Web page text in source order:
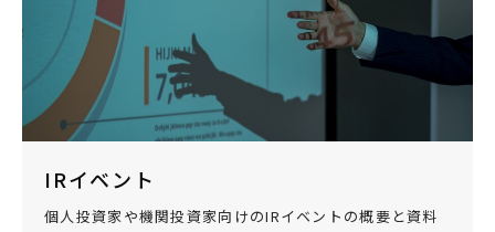
IRイベント
個人投資家や機関投資家向けのIRイベントの概要と資料